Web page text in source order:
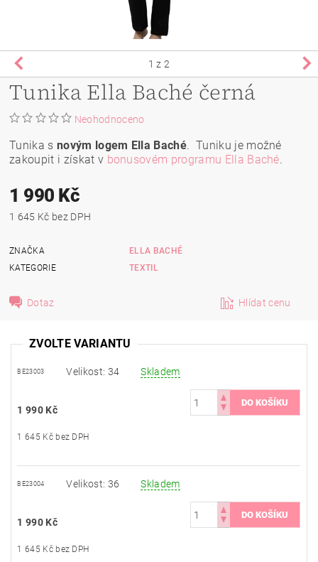
1 z 2
Tunika Ella Baché černá
Neohodnoceno
Tunika s novým logem Ella Baché. Tuniku je možné
zakoupit i získat v bonusovém programu Ella Baché.
1 990 Kč
1 645 Kč bez DPH
ZNAČKA
ELLA BACHÉ
KATEGORIE
TEXTIL
Dotaz Hlídat cenu
ZVOLTE VARIANTU
BE23003 Velikost: 34 Skladem
1 990 Kč
1 645 Kč bez DPH
BE23004 Velikost: 36 Skladem
1 990 Kč
1 645 Kč bez DPH